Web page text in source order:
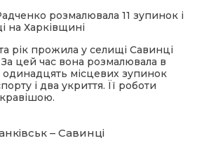
розмалювала 11 зупинок і
на Харківщині
рік прожила у селищі Савинці
цей час вона розмалювала в
одинадцять місцевих зупинок
і два укриття. Її роботи
– Савинці